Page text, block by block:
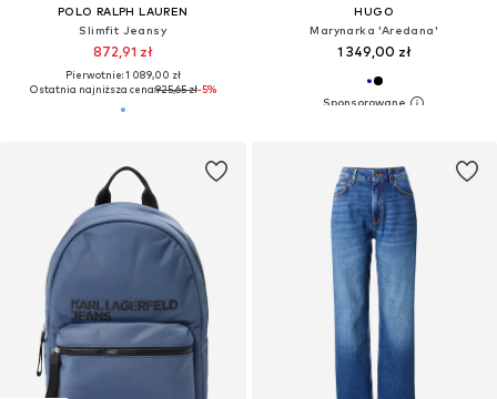
POLO RALPH LAUREN
Slimfit Jeansy
872,91 zł
Pierwotnie: 1 089,00 zł
Ostatnia najniższa cena:925,65 zł-5%
HUGO
Marynarka 'Aredana'
1 349,00 zł